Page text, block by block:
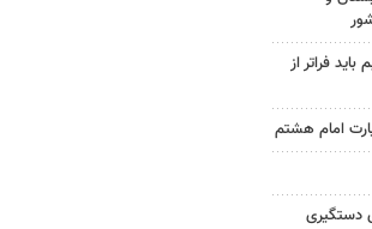
فراتر از
امام هشتم
دستگیری